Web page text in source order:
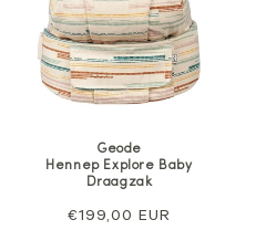
Geode
Hennep Explore Baby
Draagzak
Normale
€199,00 EUR